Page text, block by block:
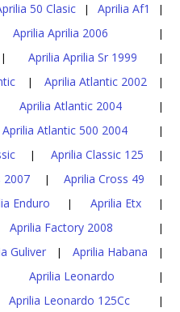
50 Clasic | Aprilia Af1 |
Aprilia Aprilia 2006 |
Aprilia Aprilia Sr 1999 |
| Aprilia Atlantic 2002 |
Aprilia Atlantic 2004 |
Aprilia Atlantic 500 2004 |
| Aprilia Classic 125 |
2007 | Aprilia Cross 49 |
Enduro | Aprilia Etx |
Aprilia Factory 2008 |
Guliver | Aprilia Habana |
Aprilia Leonardo |
Aprilia Leonardo 125Cc |